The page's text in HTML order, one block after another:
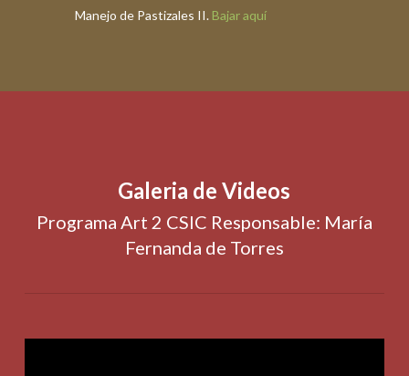
Manejo de Pastizales II. Bajar aquí
Galeria de Videos
Programa Art 2 CSIC Responsable: María
Fernanda de Torres